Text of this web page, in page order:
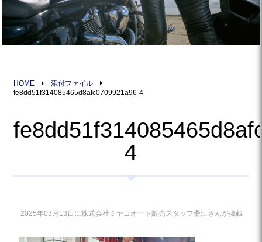
HOME
添付ファイル
fe8dd51f314085465d8afc0709921a96-4
4
2025年03月13日に株式会社ミヤコオート販売スタッフ桑江さんが掲載